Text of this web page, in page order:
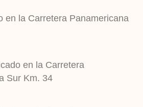
en la Carretera Panamericana
en la Carretera
Sur Km. 34